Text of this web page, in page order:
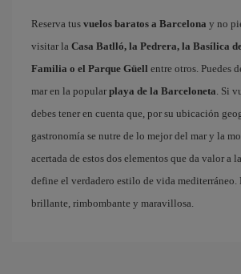
Reserva tus vuelos baratos a Barcelona y no
visitar la Casa Batlló, la Pedrera, la Basílica
Familia o el Parque Güell entre otros. Puedes
mar en la popular playa de la Barceloneta. Si
debes tener en cuenta que, por su ubicación
gastronomía se nutre de lo mejor del mar y la
acertada de estos dos elementos que da valor a
define el verdadero estilo de vida mediterráneo.
brillante, rimbombante y maravillosa.